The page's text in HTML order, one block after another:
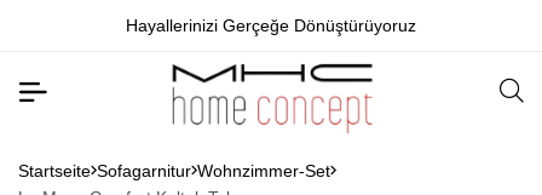
Hayallerinizi Gerçeğe Dönüştürüyoruz
Startseite Sofagarnitur Wohnzimmer-Set